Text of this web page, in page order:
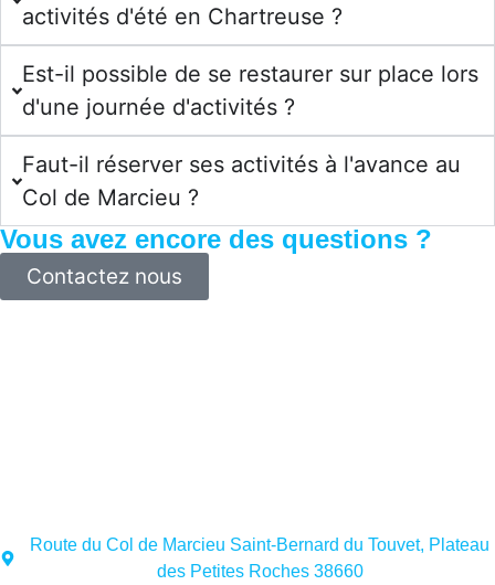
activités d'été en Chartreuse ?
Est-il possible de se restaurer sur place lors
d'une journée d'activités ?
Faut-il réserver ses activités à l'avance au
Col de Marcieu ?
Vous avez encore des questions ?
Contactez nous
Route du Col de Marcieu Saint-Bernard du Touvet, Plateau
des Petites Roches 38660